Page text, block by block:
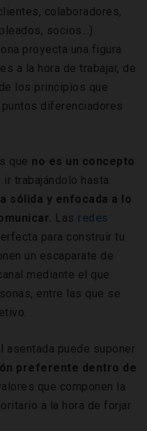
colaboradores,
socios...)
proyecta una figura
a la hora de trabajar, de
los principios que
diferenciadores
que no es un concepto
trabajándolo hasta
sólida y enfocada a lo
Las redes
para construir tu
un escaparate de
mediante el que
entre las que se
asentada puede suponer
preferente dentro de
que componen la
a la hora de forjar